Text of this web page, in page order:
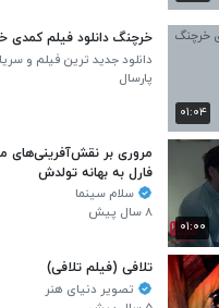
۰۱:۰۴
خرچنگ دانلود فیلم کمدی
دانلود جدید ترین فیلم و
DiGiFiLME.CoM
پارسال
۰۱:۰۰
مروری بر نقش‌آفرینی‌های
فارل به بهانه تولدش
سلام سینما
۸ سال پیش
تلافی (فیلم تلافی)
تصویر دنیای هنر